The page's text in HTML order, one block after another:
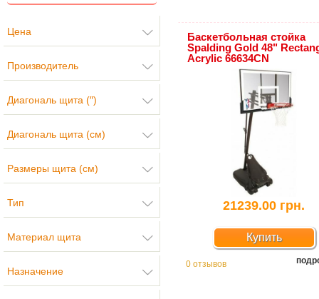
Цена
Производитель
Диагональ щита (″)
Диагональ щита (см)
Размеры щита (см)
Тип
Материал щита
Назначение
Баскетбольная стойка
Spalding Gold 48"
Acrylic 66634CN
21239.00 грн.
Купить
0 отзывов